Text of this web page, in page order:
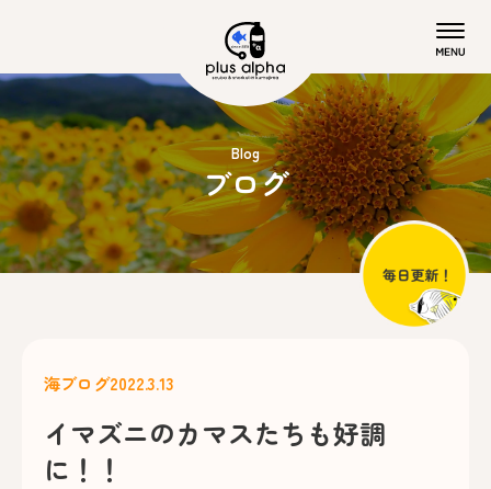
Blog
ブログ
海ブログ2022.3.13
イマズニのカマスたちも好調
に！！